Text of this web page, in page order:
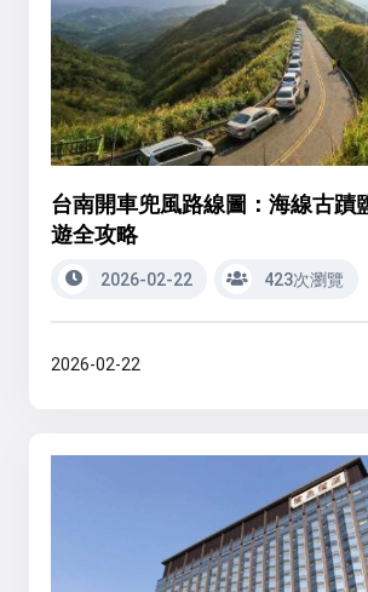
台南開車兜風路線圖：海線古蹟
遊全攻略
2026-02-22 423次瀏覽
2026-02-22